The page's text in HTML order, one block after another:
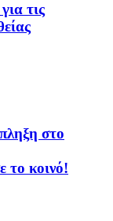
τις
στο
το κοινό!